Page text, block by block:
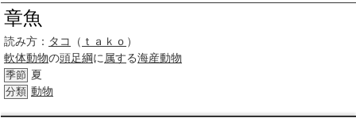
章魚
読み方： タコ （ ｔａｋｏ ）
軟体動物の頭足綱に 属する海産動物
季節 夏
分類 動物